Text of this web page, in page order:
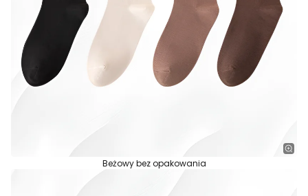
Beżowy bez opakowania